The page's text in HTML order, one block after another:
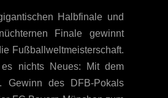
Halbfinale und
Finale gewinnt
Fußballweltmeisterschaft.
nichts Neues: Mit dem
Gewinn des DFB-Pokals